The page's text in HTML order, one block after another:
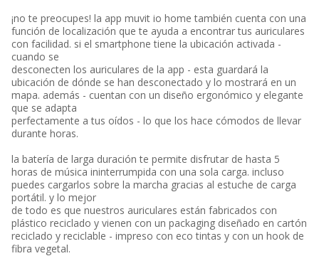
¡no te preocupes! la app muvit io home también cuenta con una
función de localización que te ayuda a encontrar tus auriculares
con facilidad. si el smartphone tiene la ubicación activada -
cuando se
desconecten los auriculares de la app - esta guardará la
ubicación de dónde se han desconectado y lo mostrará en un
mapa. además - cuentan con un diseño ergonómico y elegante
que se adapta
perfectamente a tus oídos - lo que los hace cómodos de llevar
durante horas.
la batería de larga duración te permite disfrutar de hasta 5
horas de música ininterrumpida con una sola carga. incluso
puedes cargarlos sobre la marcha gracias al estuche de carga
portátil. y lo mejor
de todo es que nuestros auriculares están fabricados con
plástico reciclado y vienen con un packaging diseñado en cartón
reciclado y reciclable - impreso con eco tintas y con un hook de
fibra vegetal.